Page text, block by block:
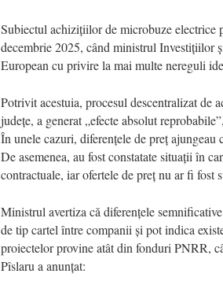
Subiectul achizițiilor de microbuze
decembrie 2025, când ministrul Investițiilor
European cu privire la mai multe nereguli
Potrivit acestuia, procesul descentralizat de
județe, a generat „efecte absolut
În unele cazuri, diferențele de preț
De asemenea, au fost constatate situații în
contractuale, iar ofertele de preț nu ar fi fost
Ministrul avertiza că diferențele
de tip cartel între companii și pot indica
proiectelor provine atât din fonduri PNRR,
Pîslaru a anunțat: